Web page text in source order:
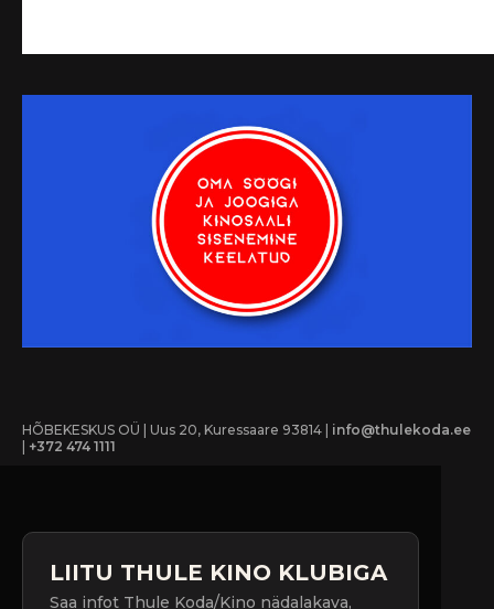
HÕBEKESKUS OÜ | Uus 20, Kuressaare 93814 | info@thulekoda.ee
+372 474 1111
LIITU THULE KINO KLUBIGA
Saa infot Thule Koda/Kino nädalakava,